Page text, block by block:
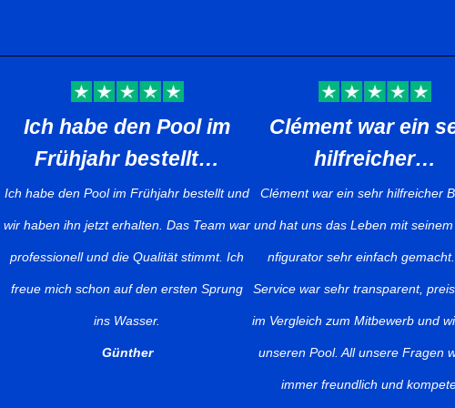
Clément war ein sehr
hilfreicher…
Clément war ein sehr hilfreicher Berater
und hat uns das Leben mit seinem Poolko
nfigurator sehr einfach gemacht. Das
Service war sehr transparent, preisgünstig
im Vergleich zum Mitbewerb und wir lieben
unseren Pool. All unsere Fragen wurden
Tolles Tool &
kompetente
Das Tool hat unsere
übertroffen. Die Betreuung
gesamten Prozesses war
wurden jegliche Fragen schnell
kompetent beantwortet und wir
vollstens zufrieden mit dem
Elisabeth